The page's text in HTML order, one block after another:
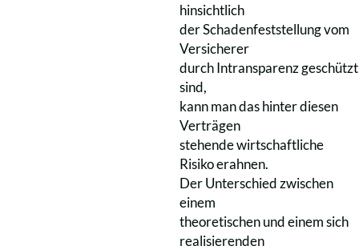
hinsichtlich
der Schadenfeststellung vom
Versicherer
durch Intransparenz geschützt
sind,
kann man das hinter diesen
Verträgen
stehende wirtschaftliche
Risiko erahnen.
Der Unterschied zwischen
einem
theoretischen und einem sich
realisierenden